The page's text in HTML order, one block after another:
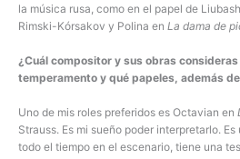
la música rusa, como en el papel de
Rimski-Kórsakov y Polina en La dama de
¿Cuál compositor y sus obras
temperamento y qué papeles, además
Uno de mis roles preferidos es Octavian en
Strauss. Es mi sueño poder interpretarlo.
todo el tiempo en el escenario, tiene una